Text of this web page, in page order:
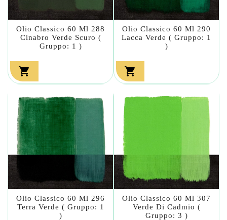
Olio Classico 60 Ml 288
Cinabro Verde Scuro (
Gruppo: 1 )

Olio Classico 60 Ml 290
Lacca Verde ( Gruppo: 1
)

Olio Classico 60 Ml 296
Terra Verde ( Gruppo: 1
)
Olio Classico 60 Ml 307
Verde Di Cadmio (
Gruppo: 3 )